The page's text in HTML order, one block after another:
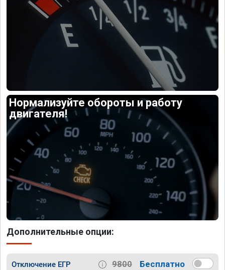
Нормализуйте обороты и работу
двигателя!
Дополнительные опции:
Отключение ЕГР 9800 Бесплатно